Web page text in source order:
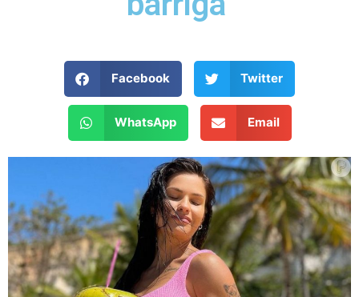
Facebook Twitter
WhatsApp Email